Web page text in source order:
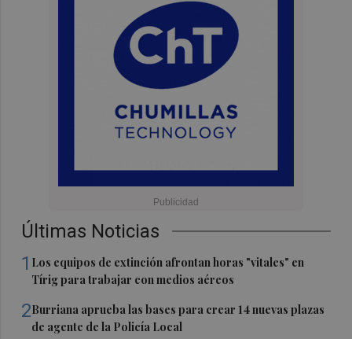
Últimas Noticias
1 Los equipos de extinción afrontan horas "vitales" en
Tírig para trabajar con medios aéreos
2Burriana aprueba las bases para crear 14 nuevas plazas
de agente de la Policía Local